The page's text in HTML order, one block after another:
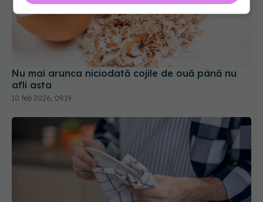
Nu mai arunca niciodată cojile de ouă până nu
afli asta
10 feb 2026, 09:19